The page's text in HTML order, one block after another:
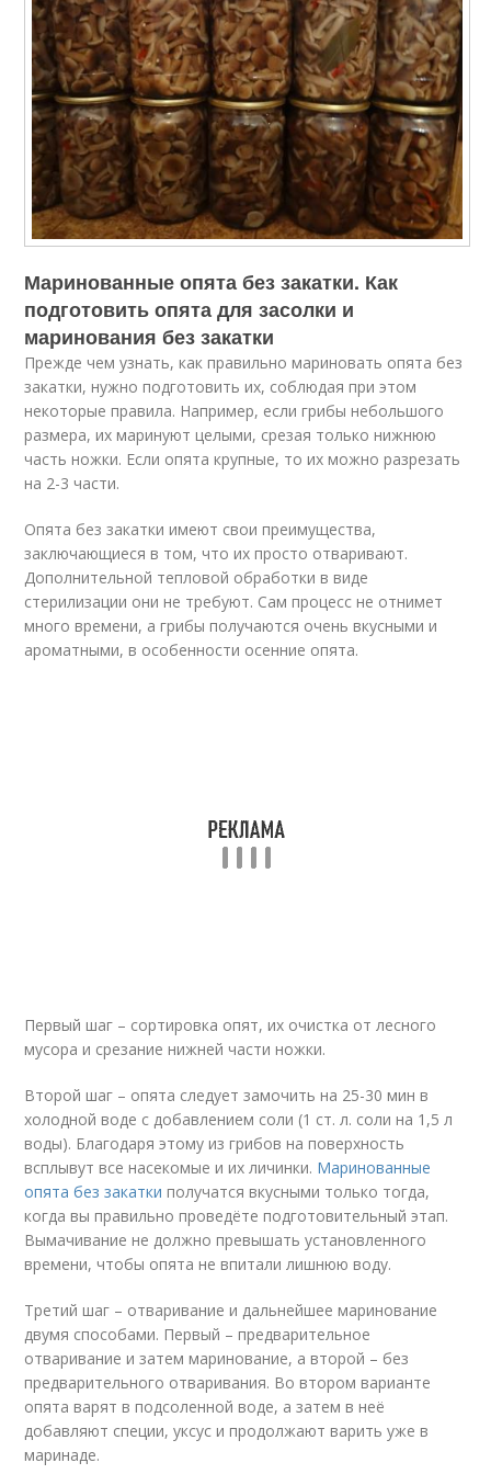
Маринованные опята без закатки. Как
подготовить опята для засолки и
маринования без закатки
Прежде чем узнать, как правильно мариновать опята без
закатки, нужно подготовить их, соблюдая при этом
некоторые правила. Например, если грибы небольшого
размера, их маринуют целыми, срезая только нижнюю
часть ножки. Если опята крупные, то их можно разрезать
на 2-3 части.
Опята без закатки имеют свои преимущества,
заключающиеся в том, что их просто отваривают.
Дополнительной тепловой обработки в виде
стерилизации они не требуют. Сам процесс не отнимет
много времени, а грибы получаются очень вкусными и
ароматными, в особенности осенние опята.
Первый шаг – сортировка опят, их очистка от лесного
мусора и срезание нижней части ножки.
Второй шаг – опята следует замочить на 25-30 мин в
холодной воде с добавлением соли (1 ст. л. соли на 1,5 л
воды). Благодаря этому из грибов на поверхность
всплывут все насекомые и их личинки. Маринованные
опята без закатки получатся вкусными только тогда,
когда вы правильно проведёте подготовительный этап.
Вымачивание не должно превышать установленного
времени, чтобы опята не впитали лишнюю воду.
Третий шаг – отваривание и дальнейшее маринование
двумя способами. Первый – предварительное
отваривание и затем маринование, а второй – без
предварительного отваривания. Во втором варианте
опята варят в подсоленной воде, а затем в неё
добавляют специи, уксус и продолжают варить уже в
маринаде.